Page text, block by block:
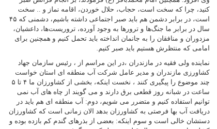
کنید، چرا که سخت است، حجاب، حلال خوردن، اقامه نماز و ..‌ سخت
است، در برابر دشمن هم باید صبر اجتماعی داشته باشیم، دشمنی که ۴۵
سال در برابر ما جنگ‌ها و ترورها به وجود آورده، تروریست‌ها، داعشیان،
مزدوران و منافقان را به جانمان انداخته باید تحمل کنیم و همچنين برای
امامی که منتظرش هستیم باید صبر کنیم.
نماینده ولی فقیه در مازندران ،در این مراسم از ، رئیس سازمان جهاد
کشاورزی مازندران و مدیر عامل شرکت آب منطقه ای استان خواست
چند موضوع را پیگیری کنند ، نخست اینکه، بخشی از کشاورزان ما ۴ تا ۵
ساعت در شبانه روز قطعی برق دارند و می گویند از چاه های آب نمی
توانیم استفاده کنیم و متضرر می شویم، دوم: آب منطقه ای هم باید در
دریافت آب بها فرصتی به کشاورزان بدهد الان زمانی است که کشاورزان
دستشان خالی است و سوم اینکه: بعضی از بذرهای گندم کم بازده بوده و